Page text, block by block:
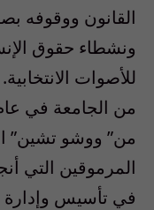
القانون ووقوفه
ونشطاء حقوق
للأصوات
من” ووشو تشين”
المرموقين التي
في تأسيس